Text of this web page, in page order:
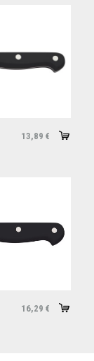
13,89 €
16,29 €